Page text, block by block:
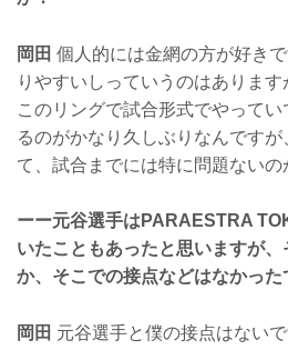
岡田 個人的には金網の方が好き
りやすいしっていうのはありま
このリングで試合形式でやって
るのがかなり久しぶりなんです
て、試合までには特に問題ないの
ーー元谷選手はPARAESTRA
いたこともあったと思いますが
か、そこでの接点などはなかった
岡田 元谷選手と僕の接点はない